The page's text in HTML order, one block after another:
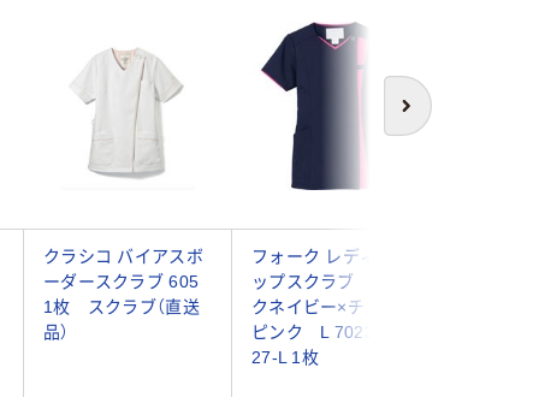
次へ
クラシコ バイアスボ
ーダースクラブ 605
1枚 スクラブ（直送
品）
フォーク レディスジ
ップスクラブ ダー
クネイビー×チェリー
ピンク L 7023SC-
27-L 1枚